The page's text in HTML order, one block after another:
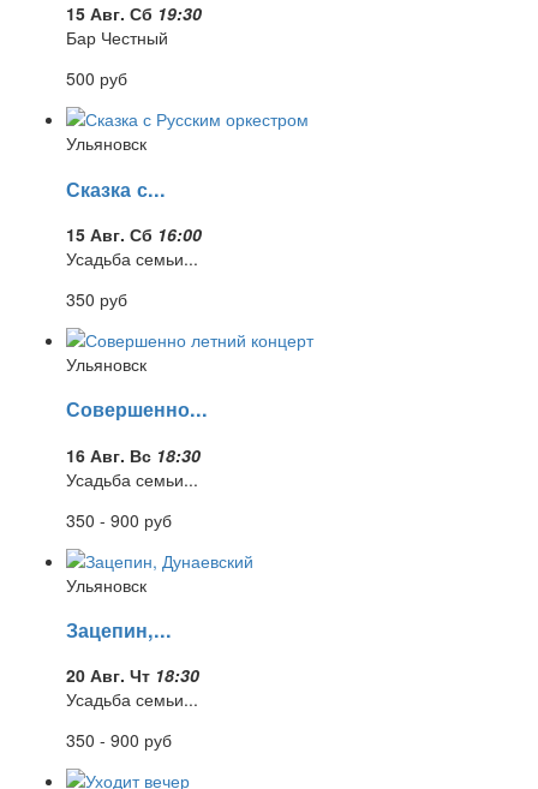
15 Авг. Сб 19:30
Бар Честный
500 руб
Ульяновск
Сказка с...
15 Авг. Сб 16:00
Усадьба семьи...
350 руб
Ульяновск
Совершенно...
16 Авг. Вс 18:30
Усадьба семьи...
350 - 900 руб
Ульяновск
Зацепин,...
20 Авг. Чт 18:30
Усадьба семьи...
350 - 900 руб